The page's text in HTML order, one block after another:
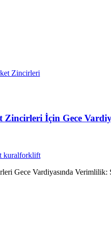
Zincirleri İçin Gece
kuralforklift
Gece Vardiyasında